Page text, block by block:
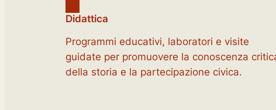
Didattica
Programmi educativi, laboratori e visite
guidate per promuovere la conoscenza
della storia e la partecipazione civica.